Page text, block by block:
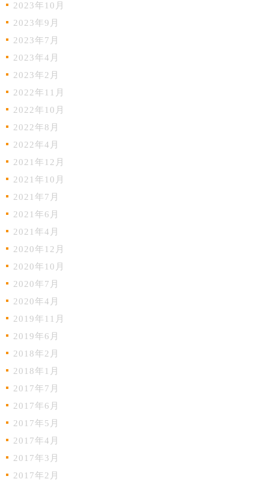
2023年10月
2023年9月
2023年7月
2023年4月
2023年2月
2022年11月
2022年10月
2022年8月
2022年4月
2021年12月
2021年10月
2021年7月
2021年6月
2021年4月
2020年12月
2020年10月
2020年7月
2020年4月
2019年11月
2019年6月
2018年2月
2018年1月
2017年7月
2017年6月
2017年5月
2017年4月
2017年3月
2017年2月